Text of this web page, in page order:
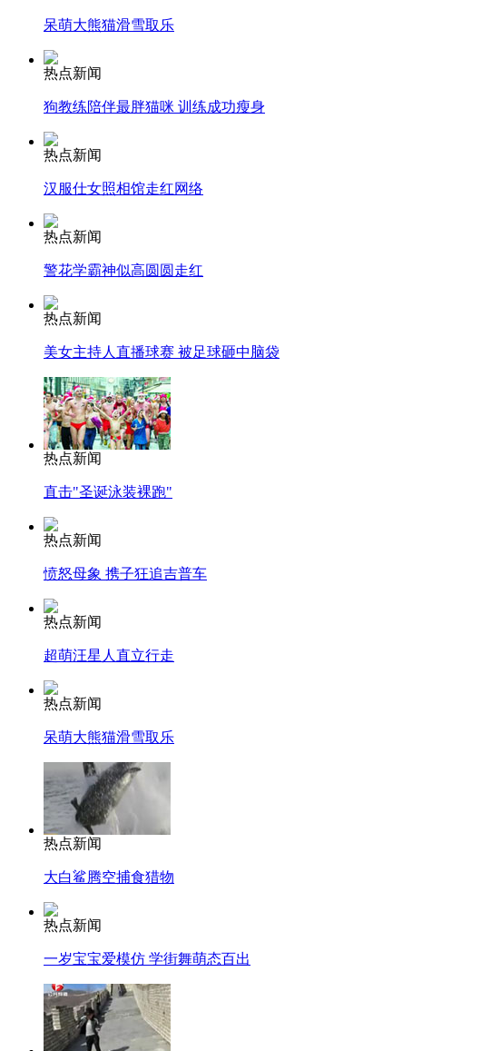
纽约上演“枕头大战”
呆萌大熊猫滑雪取乐
热点新闻
狗教练陪伴最胖猫咪 训练成功瘦身
热点新闻
汉服仕女照相馆走红网络
热点新闻
警花学霸神似高圆圆走红
热点新闻
美女主持人直播球赛 被足球砸中脑袋
热点新闻
直击"圣诞泳装裸跑"
热点新闻
愤怒母象 携子狂追吉普车
热点新闻
超萌汪星人直立行走
热点新闻
呆萌大熊猫滑雪取乐
热点新闻
大白鲨腾空捕食猎物
热点新闻
一岁宝宝爱模仿 学街舞萌态百出